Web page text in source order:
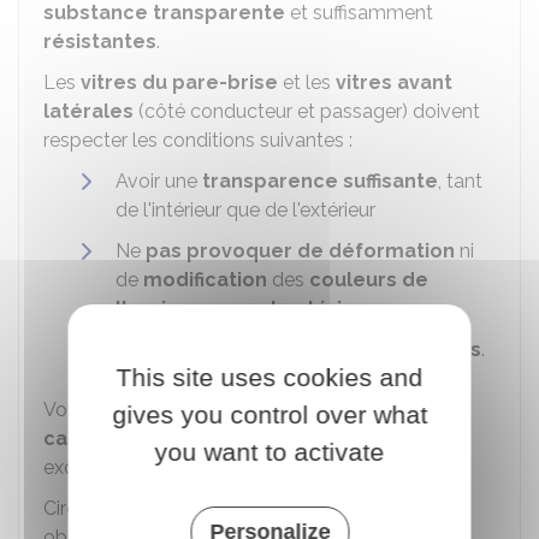
substance transparente et suffisamment
résistantes.
Les vitres du pare-brise et les vitres avant
latérales (côté conducteur et passager) doivent
respecter les conditions suivantes :
Avoir une transparence suffisante, tant
de l'intérieur que de l'extérieur
Ne pas provoquer de déformation ni
de modification des couleurs de
l'environnement extérieur
70% de la lumière ou plus.
Vous ne devez pas modifier les
caractéristiques des vitres
. Mais il y a une
exception si vous avez une raison médicale.
Circuler avec une voiture ne respectant pas ces
This site uses cookies and
gives you control over what
you want to activate
Personalize